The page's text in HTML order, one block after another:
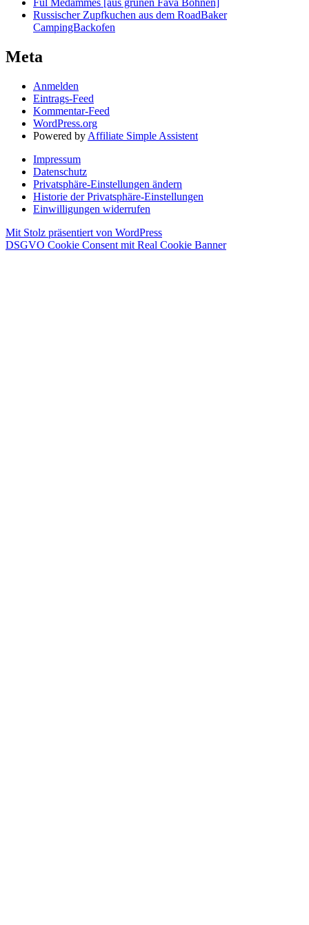
Ful Medammes [aus grünen Fava Bohnen]
Russischer Zupfkuchen aus dem RoadBaker
CampingBackofen
Meta
Anmelden
Eintrags-Feed
Kommentar-Feed
WordPress.org
Powered by Affiliate Simple Assistent
Impressum
Datenschutz
Privatsphäre-Einstellungen ändern
Historie der Privatsphäre-Einstellungen
Einwilligungen widerrufen
Mit Stolz präsentiert von WordPress
DSGVO Cookie Consent mit Real Cookie Banner